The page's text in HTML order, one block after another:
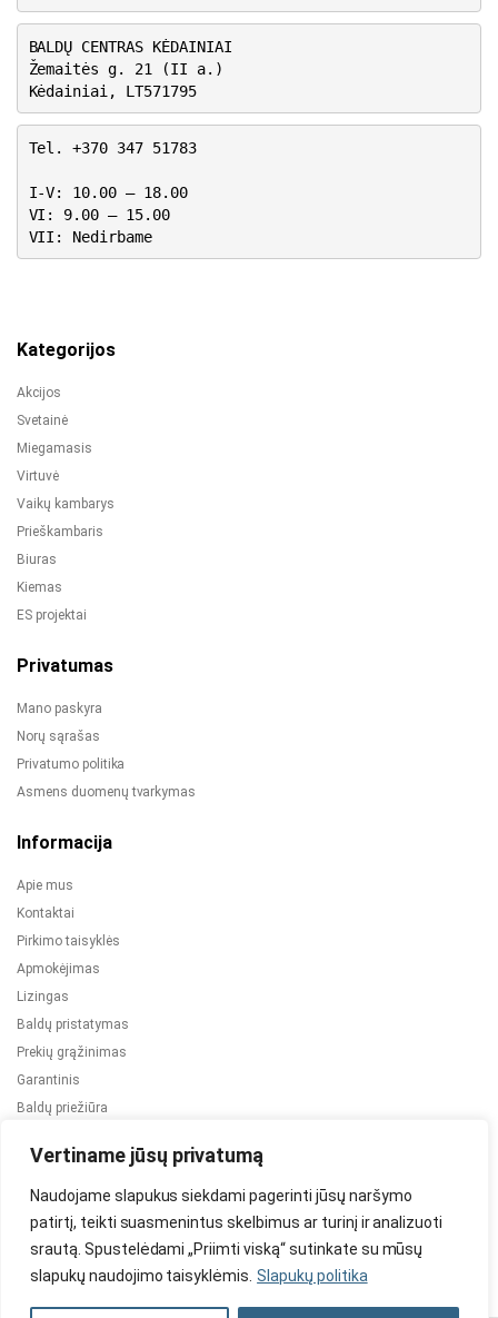
Vertiname jūsų privatumą
Naudojame slapukus siekdami pagerinti jūsų naršymo
patirtį, teikti suasmenintus skelbimus ar turinį ir analizuoti
srautą. Spustelėdami „Priimti viską“ sutinkate su mūsų
slapukų naudojimo taisyklėmis. Slapukų politika
BALDŲ CENTRAS KĖDAINIAI
Žemaitės g. 21 (II a.)
Kėdainiai, LT571795
Tel. +370 347 51783
I-V: 10.00 – 18.00
VI: 9.00 – 15.00
VII: Nedirbame
Kategorijos
Akcijos
Svetainė
Miegamasis
Virtuvė
Vaikų kambarys
Prieškambaris
Biuras
Kiemas
ES projektai
Privatumas
Mano paskyra
Norų sąrašas
Privatumo politika
Asmens duomenų tvarkymas
Informacija
Apie mus
Kontaktai
Pirkimo taisyklės
Apmokėjimas
Lizingas
Baldų pristatymas
Prekių grąžinimas
Garantinis
Baldų priežiūra
2024 © Visos teisės saugomos. Be TauBaldai.lt sutikimo draudžiama